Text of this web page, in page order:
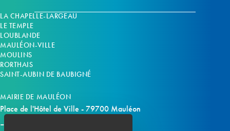
LA CHAPELLE-LARGEAU
LE TEMPLE
LOUBLANDE
MAULÉON-VILLE
MOULINS
RORTHAIS
SAINT-AUBIN DE BAUBIGNÉ
MAIRIE DE MAULÉON
Place de l'Hôtel de Ville - 79700 Mauléon